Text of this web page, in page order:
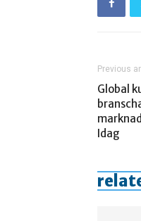
Previous
Global
Idag